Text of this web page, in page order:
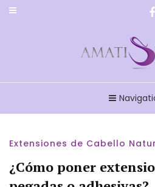
Extensiones de Cabello
¿Cómo poner